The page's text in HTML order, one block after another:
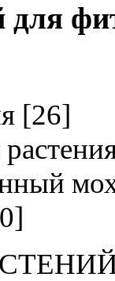
для
[26]